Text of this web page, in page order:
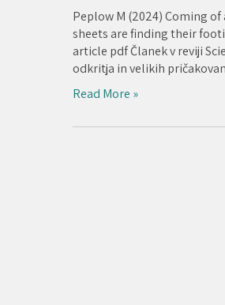
Peplow M (2024) Coming
sheets are finding their
article pdf Članek v reviji
odkritja in velikih
Read More »